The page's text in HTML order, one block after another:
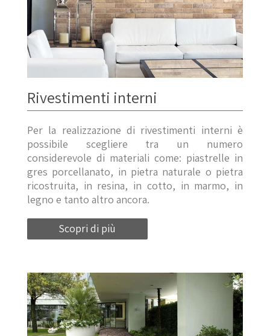
Rivestimenti interni
Per la realizzazione di rivestimenti interni è
possibile scegliere tra un numero
considerevole di materiali come: piastrelle in
gres porcellanato, in pietra naturale o pietra
ricostruita, in resina, in cotto, in marmo, in
legno e tanto altro ancora.
Scopri di più